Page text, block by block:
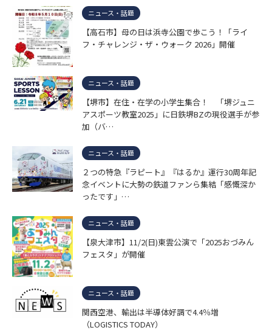
ニュース・話題
【高石市】母の日は浜寺公園で歩こう！「ライ
フ・チャレンジ・ザ・ウォーク 2026」開催
ニュース・話題
【堺市】在住・在学の小学生集合！ 「堺ジュニ
アスポーツ教室2025」に日鉄堺BZの現役選手が参
加（バ…
ニュース・話題
２つの特急『ラピート』『はるか』運行30周年記
念イベントに大勢の鉄道ファンら集結「感慨深か
ったです」…
ニュース・話題
【泉大津市】11/2(日)東雲公演で「2025おづみん
フェスタ」が開催
ニュース・話題
関西空港、輸出は半導体好調で4.4％増
（LOGISTICS TODAY）